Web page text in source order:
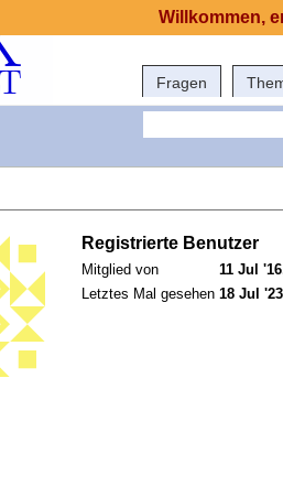
Fragen
Registrierte Benutzer
Mitglied von
11 Jul
Letztes Mal gesehen 18 Jul
Willkommen,